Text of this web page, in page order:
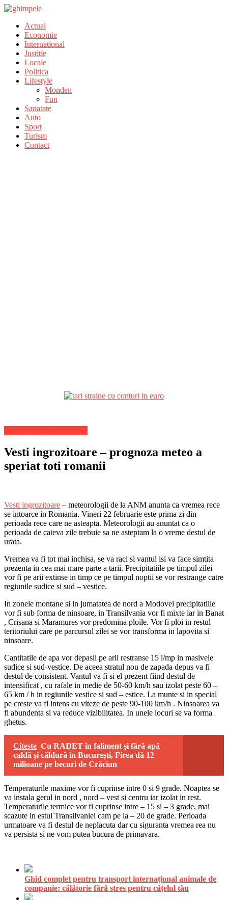
Actual
Economie
International
Justitie
Locale
Politica
Lifestyle
Monden
Fun
Sanatate
Auto
Sport
Turism
Contact
Vesti ingrozitoare – prognoza meteo a
speriat toti romanii
Vesti ingrozitoare – meteorologii de la ANM anunta ca vremea rece
se intoarce in Romania. Vineri 22 februarie este prima zi din
perioada rece care ne asteapta. Meteorologii au anuntat ca o
perioada de cateva zile trebuie sa ne asteptam la o vreme destul de
urata.
Vremea va fi tot mai inchisa, se va raci si vantul isi va face simtita
prezenta in cea mai mare parte a tarii. Precipitatiile pe timpul zilei
vor fi pe arii extinse in timp ce pe timpul noptii se vor restrange catre
regiunile sudice si sud – vestice.
In zonele montane si in jumatatea de nord a Modovei precipitatiile
vor fi sub forma de ninsoare, in Transilvania vor fi mixte iar in Banat
, Crisana si Maramures vor predomina ploile. Vor fi ploi in restul
teritoriului care pe parcursul zilei se vor transforma in lapovita si
ninsoare.
Cantitatile de apa vor depasii pe arii restranse 15 l/mp in masivele
sudice si sud-vestice. De aceea stratul nou de zapada depus va fi
destul de consistent. Vantul va fi si el prezent fiind destul de
intensificat , cu rafale in medie de 50-60 km/h sau izolat peste 60 –
65 km / h in regiunile vestice si sud – estice. La munte si in special
pe creste va fi intens cu viteze de peste 90-100 km/h . Ninsoarea va
fi abundenta si va reduce vizibilitatea. In unele locuri se va forma
ghetus.
Citeste Cu RADET în faliment și fără apă
caldă și căldură în București, Firea dă 12
milioane pe becuri de Crăciun
Temperaturile maxime vor fi cuprinse intre 0 si 9 grade. Noaptea se
va instala gerul in nord , nord – vest si centru iar izolat in rest.
Temperaturile termice vor fi cuprinse intre – 15 si – 3 grade, mai
scazute in estul Transilvaniei cam pe la – 20 de grade. Perioada
urmatoare va fi destul de neplacuta dar cu siguranta vremea rea nu
va persista si ne vom putea bucura de primavara.
Ghid complet pentru transport internațional animale de
companie: călătorie fără stres pentru cățelul tău